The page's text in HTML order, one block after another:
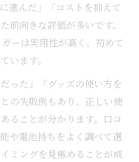
進んだ」「コストを抑えて
前向きな評価が多いです。
ーは実用性が高く、初めて
います。
った」「グッズの使い方を
の失敗例もあり、正しい使
ることが分かります。口コ
や電池持ちをよく調べて選
ミングを見極めることが成